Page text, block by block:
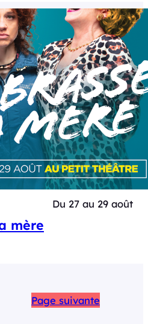
Du 27 au 29 août
mère
Page suivante